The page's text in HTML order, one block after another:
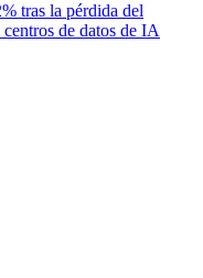
tras la pérdida del
de datos de IA